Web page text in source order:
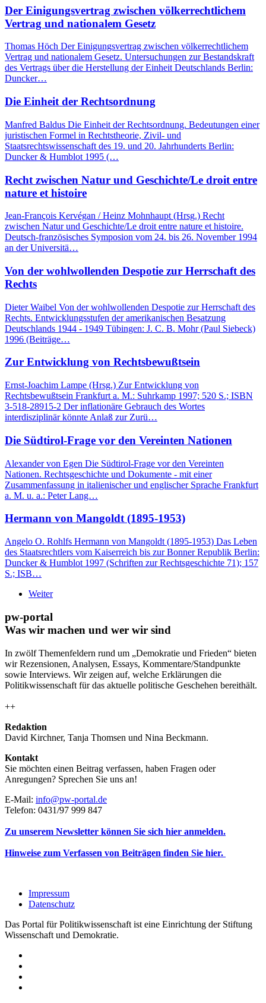
Der Einigungsvertrag zwischen völkerrechtlichem
Vertrag und nationalem Gesetz
Thomas Höch Der Einigungsvertrag zwischen völkerrechtlichem
Vertrag und nationalem Gesetz. Untersuchungen zur Bestandskraft
des Vertrags über die Herstellung der Einheit Deutschlands Berlin:
Duncker…
Die Einheit der Rechtsordnung
Manfred Baldus Die Einheit der Rechtsordnung. Bedeutungen einer
juristischen Formel in Rechtstheorie, Zivil- und
Staatsrechtswissenschaft des 19. und 20. Jahrhunderts Berlin:
Duncker & Humblot 1995 (…
Recht zwischen Natur und Geschichte/Le droit entre
nature et histoire
Jean-François Kervégan / Heinz Mohnhaupt (Hrsg.) Recht
zwischen Natur und Geschichte/Le droit entre nature et histoire.
Deutsch-französisches Symposion vom 24. bis 26. November 1994
an der Universitä…
Von der wohlwollenden Despotie zur Herrschaft des
Rechts
Dieter Waibel Von der wohlwollenden Despotie zur Herrschaft des
Rechts. Entwicklungsstufen der amerikanischen Besatzung
Deutschlands 1944 - 1949 Tübingen: J. C. B. Mohr (Paul Siebeck)
1996 (Beiträge…
Zur Entwicklung von Rechtsbewußtsein
Ernst-Joachim Lampe (Hrsg.) Zur Entwicklung von
Rechtsbewußtsein Frankfurt a. M.: Suhrkamp 1997; 520 S.; ISBN
3-518-28915-2 Der inflationäre Gebrauch des Wortes
interdisziplinär könnte Anlaß zur Zurü…
Die Südtirol-Frage vor den Vereinten Nationen
Alexander von Egen Die Südtirol-Frage vor den Vereinten
Nationen. Rechtsgeschichte und Dokumente - mit einer
Zusammenfassung in italienischer und englischer Sprache Frankfurt
a. M. u. a.: Peter Lang…
Hermann von Mangoldt (1895-1953)
Angelo O. Rohlfs Hermann von Mangoldt (1895-1953) Das Leben
des Staatsrechtlers vom Kaiserreich bis zur Bonner Republik Berlin:
Duncker & Humblot 1997 (Schriften zur Rechtsgeschichte 71); 157
S.; ISB…
Weiter
pw-portal
Was wir machen und wer wir sind
In zwölf Themenfeldern rund um „Demokratie und Frieden“ bieten
wir Rezensionen, Analysen, Essays, Kommentare/Standpunkte
sowie Interviews. Wir zeigen auf, welche Erklärungen die
Politikwissenschaft für das aktuelle politische Geschehen bereithält.
++
Redaktion
David Kirchner, Tanja Thomsen und Nina Beckmann.
Kontakt
Sie möchten einen Beitrag verfassen, haben Fragen oder
Anregungen? Sprechen Sie uns an!
E-Mail: info@pw-portal.de
Telefon: 0431/97 999 847
Zu unserem Newsletter können Sie sich hier anmelden.
Hinweise zum Verfassen von Beiträgen finden Sie hier.
Impressum
Datenschutz
Das Portal für Politikwissenschaft ist eine Einrichtung der Stiftung
Wissenschaft und Demokratie.